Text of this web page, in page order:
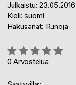
Julkaistu: 23.05.2016
Kieli: suomi
Hakusanat: Runoja
Arvostelu::
0%
0 Arvostelua